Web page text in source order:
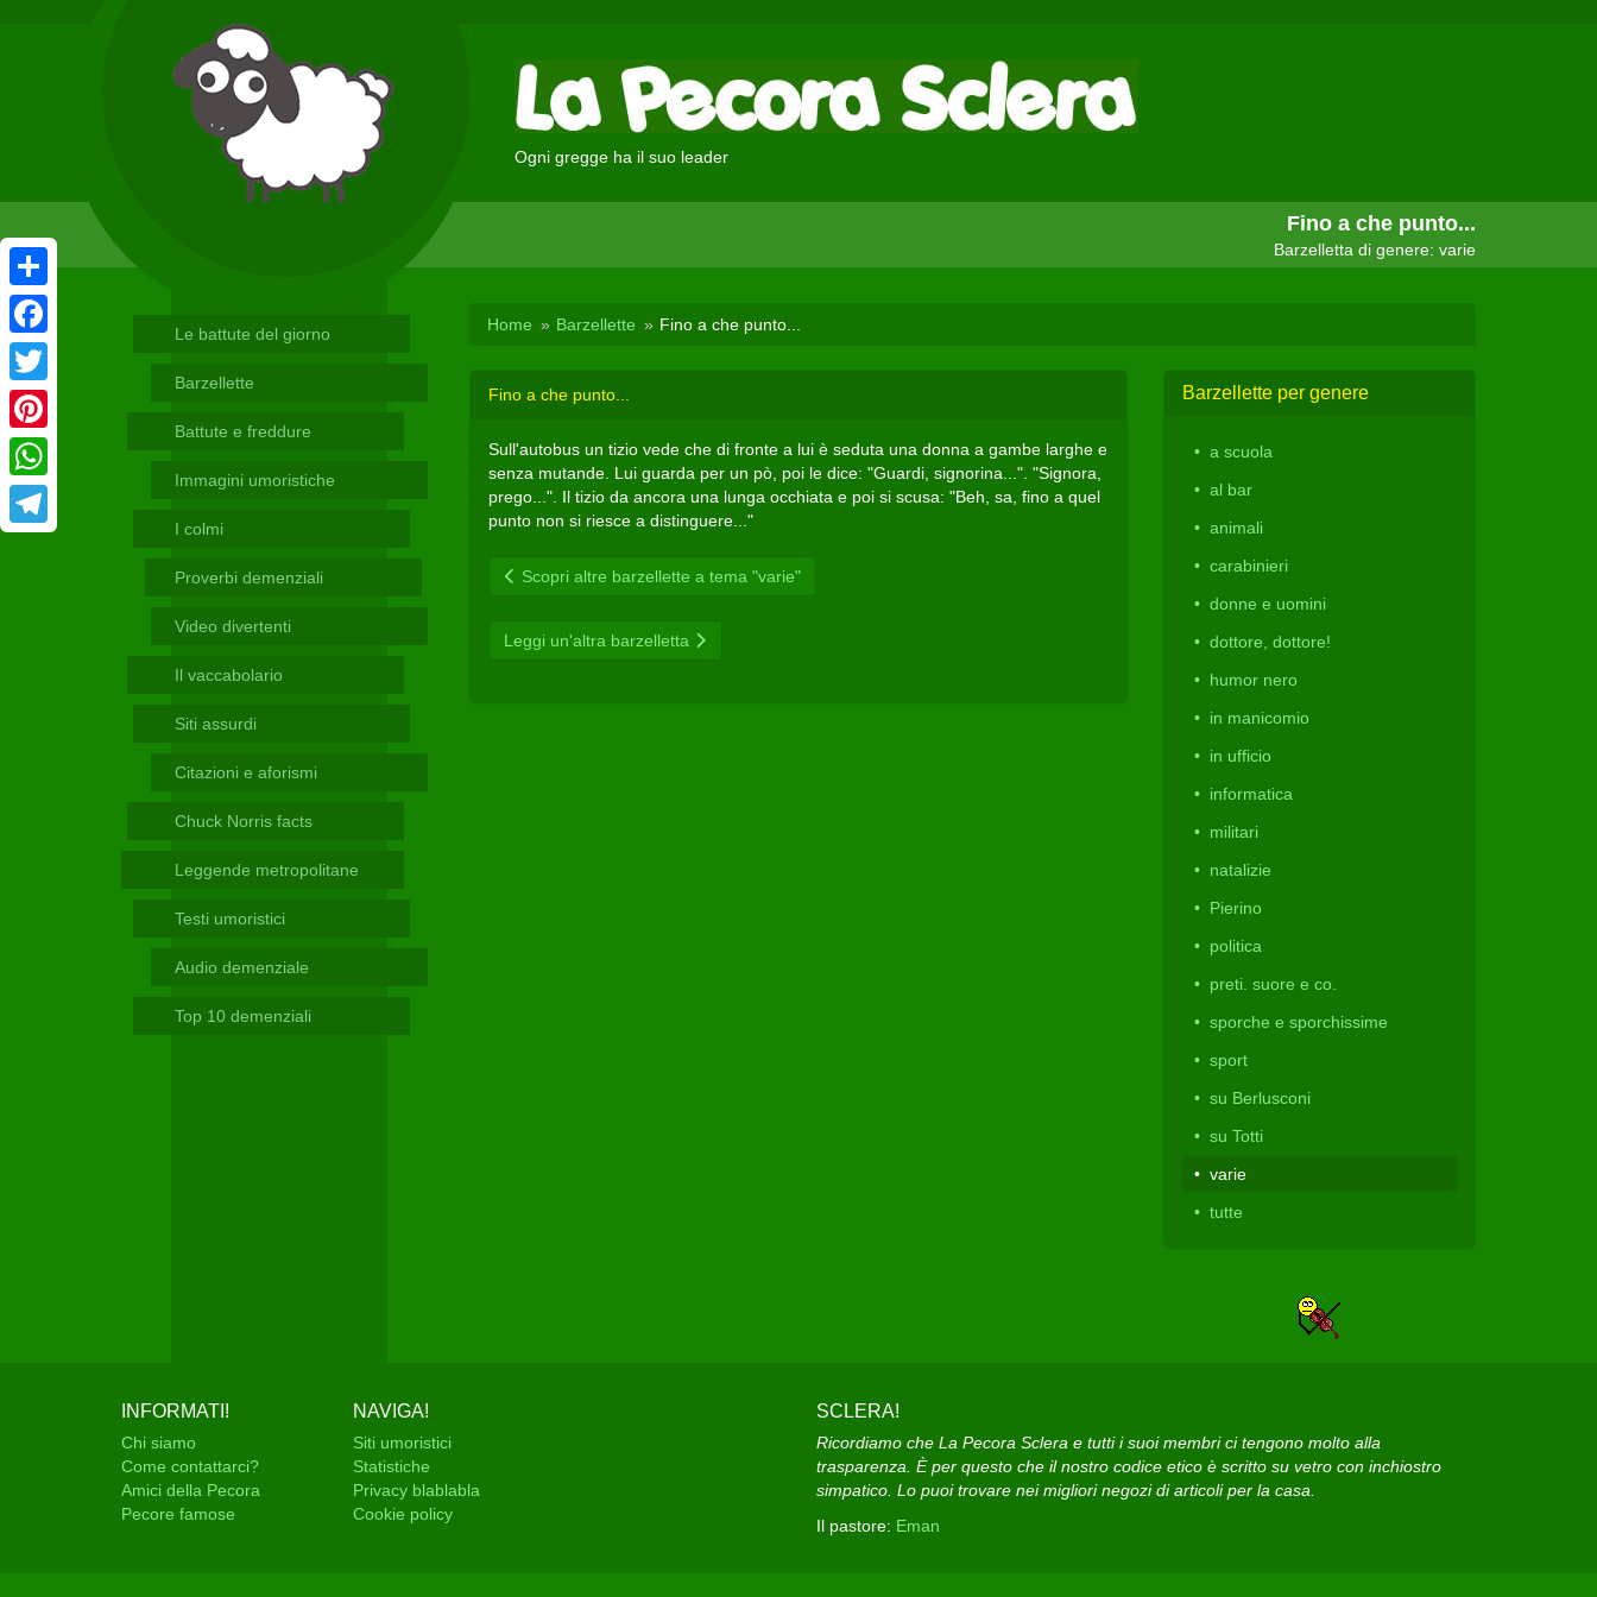
Ogni gregge ha il suo leader
Fino a che punto...
Barzelletta di genere: varie
Le battute del giorno
Barzellette
Battute e freddure
Immagini umoristiche
I colmi
Proverbi demenziali
Video divertenti
Il vaccabolario
Siti assurdi
Citazioni e aforismi
Chuck Norris facts
Leggende metropolitane
Testi umoristici
Audio demenziale
Top 10 demenziali
Home Barzellette Fino a che punto...
Fino a che punto...
Sull'autobus un tizio vede che di fronte a lui è seduta una donna a gambe larghe e
senza mutande. Lui guarda per un pò, poi le dice: "Guardi, signorina...". "Signora,
prego...". Il tizio da ancora una lunga occhiata e poi si scusa: "Beh, sa, fino a quel
punto non si riesce a distinguere..."
Scopri altre barzellette a tema "varie"
Leggi un'altra barzelletta
Barzellette per genere
a scuola
al bar
animali
carabinieri
donne e uomini
dottore, dottore!
humor nero
in manicomio
in ufficio
informatica
militari
natalizie
Pierino
politica
preti. suore e co.
sporche e sporchissime
sport
su Berlusconi
su Totti
varie
tutte
INFORMATI!
Chi siamo
Come contattarci?
Amici della Pecora
Pecore famose
NAVIGA!
Siti umoristici
Statistiche
Privacy blablabla
Cookie policy
SCLERA!
Ricordiamo che La Pecora Sclera e tutti i suoi membri ci tengono molto alla
trasparenza. È per questo che il nostro codice etico è scritto su vetro con inchiostro
simpatico. Lo puoi trovare nei migliori negozi di articoli per la casa.
Il pastore: Eman
Condividi
Facebook
Twitter
Pinterest
WhatsApp